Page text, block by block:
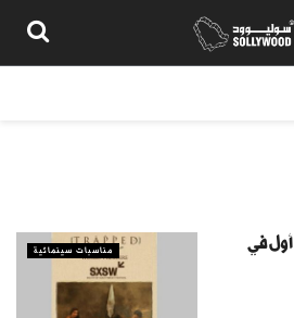
مناسبات سينمائية
في